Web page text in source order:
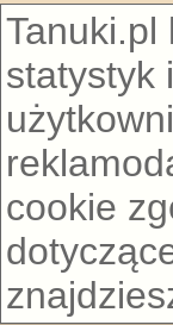
Tanuki.pl
statystyk
cookie